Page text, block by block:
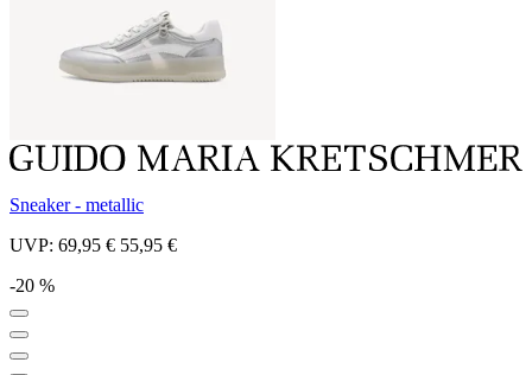
Sneaker - metallic
UVP: 69,95 € 55,95 €
-20 %